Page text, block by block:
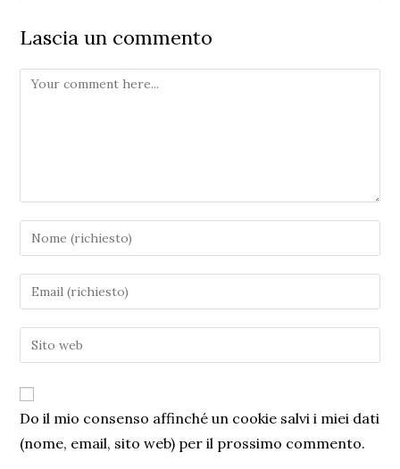
Lascia un commento
Do il mio consenso affinché un cookie salvi i miei dati
(nome, email, sito web) per il prossimo commento.